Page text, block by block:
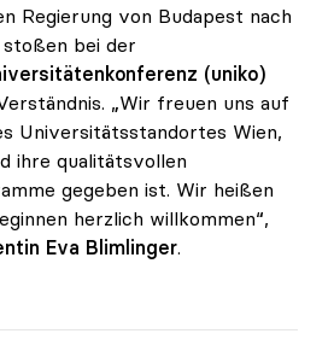
Regierung von Budapest nach
stoßen bei der
(uniko)
„Wir freuen uns auf
Universitätsstandortes Wien,
ihre qualitätsvollen
gegeben ist. Wir heißen
herzlich willkommen“,
Eva Blimlinger.
CEU als Bereicherung